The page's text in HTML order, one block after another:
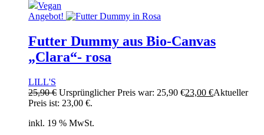
Vegan
Angebot!
Futter Dummy aus Bio-Canvas
„Clara“- rosa
LILL'S
25,90€ Ursprünglicher Preis war: 25,90 €23,00 €Aktueller
Preis ist: 23,00 €.
inkl. 19 % MwSt.